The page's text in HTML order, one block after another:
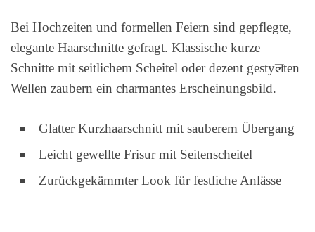
Bei Hochzeiten und formellen Feiern sind gepflegte,
elegante Haarschnitte gefragt. Klassische kurze
Schnitte mit seitlichem Scheitel oder dezent gestyलten
Wellen zaubern ein charmantes Erscheinungsbild.
Glatter Kurzhaarschnitt mit sauberem Übergang
Leicht gewellte Frisur mit Seitenscheitel
Zurückgekämmter Look für festliche Anlässe